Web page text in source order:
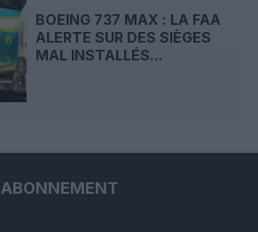
BOEING 737 MAX : LA FAA
ALERTE SUR DES SIÈGES
MAL INSTALLÉS...
ABONNEMENT